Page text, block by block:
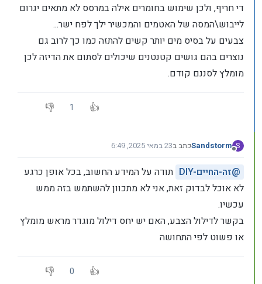
די חריף, ולכן שימוש בחומרים אילה במרסס לא מתאים יגרום
לייבוש\המסה של האטמים והמכשיר ילך לפח ישר...
צבעים על בסיס מים יותר קשים להתזה כמו כך לרוב גם
נוצרים בהם גושים קטנטנים שיכולים לסתום את הדיזה לכן
מומלץ לסננם קודם.
1
S
מנותק
Sandstormכתב ב23 במאי 2025, 6:49
נערך לאחרונה על ידי
@DIY-זה-החיים
תודה על המידע החשוב, בכל אופן כרגע
לא אוכל לבדוק זאת, אני לא מתכוון להשתמש בזה ממש
עכשיו.
בקשר לדילול הצבע, האם יש יחס דילול מוגדר מראש מומלץ
או פשוט לפי התחושה
0